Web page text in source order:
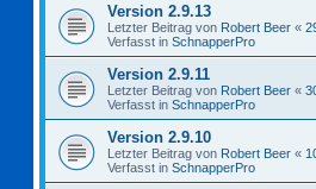
Version 2.9.13
Letzter Beitrag von Robert Beer «
Verfasst in SchnapperPro
Version 2.9.11
Letzter Beitrag von Robert Beer «
Verfasst in SchnapperPro
Version 2.9.10
Letzter Beitrag von Robert Beer «
Verfasst in SchnapperPro